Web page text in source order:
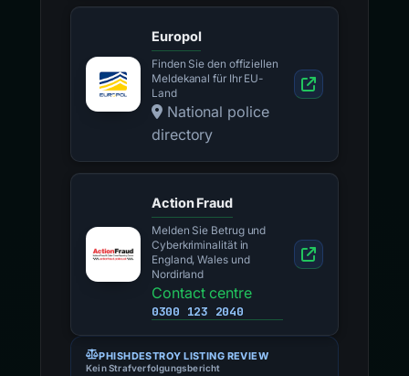
Europol
Finden Sie den offiziellen
Meldekanal für Ihr EU-
Land
National police
directory
Action Fraud
Melden Sie Betrug und
Cyberkriminalität in
England, Wales und
Nordirland
Contact centre
0300 123 2040
PHISHDESTROY LISTING REVIEW
Kein Strafverfolgungsbericht